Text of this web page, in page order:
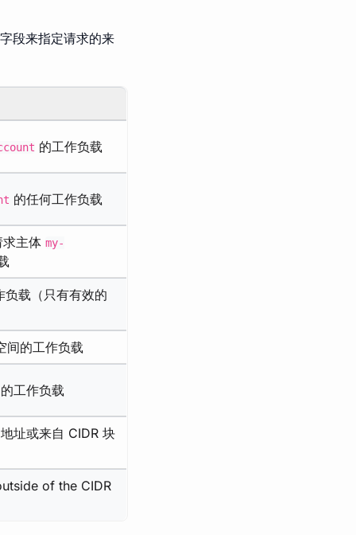
段来指定请求的来
的工作负载
的任何工作负载
主体 my-
负载（只有有效的
间的工作负载
工作负载
址或来自 CIDR 块
of the CIDR